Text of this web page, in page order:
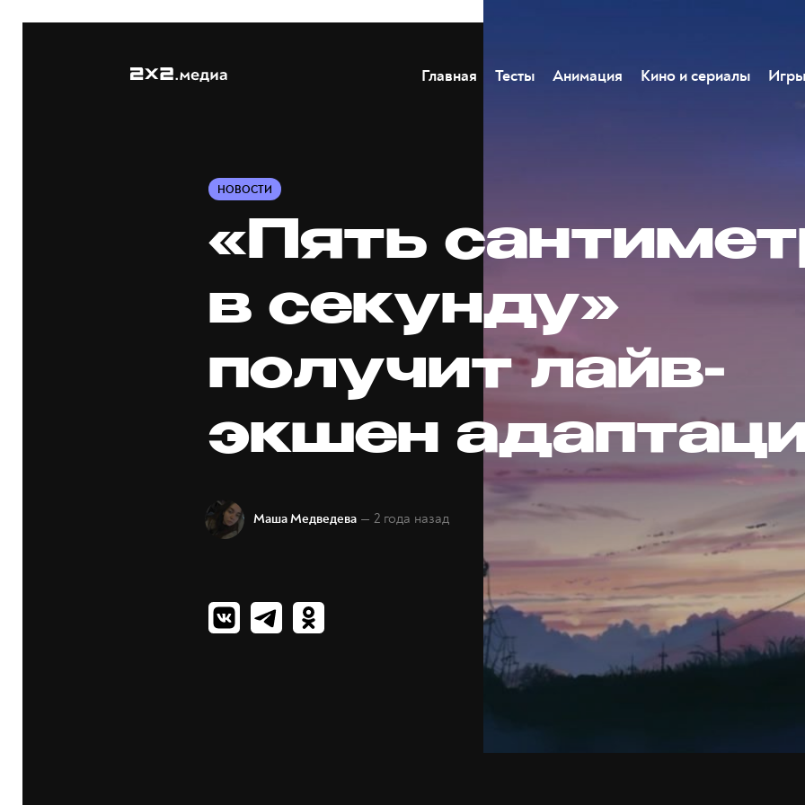
Главная Тесты Анимация Кино и сериалы Игры
НОВОСТИ
«Пять
в секунду»
получит лайв-
экшен
Маша Медведева — 2 года назад